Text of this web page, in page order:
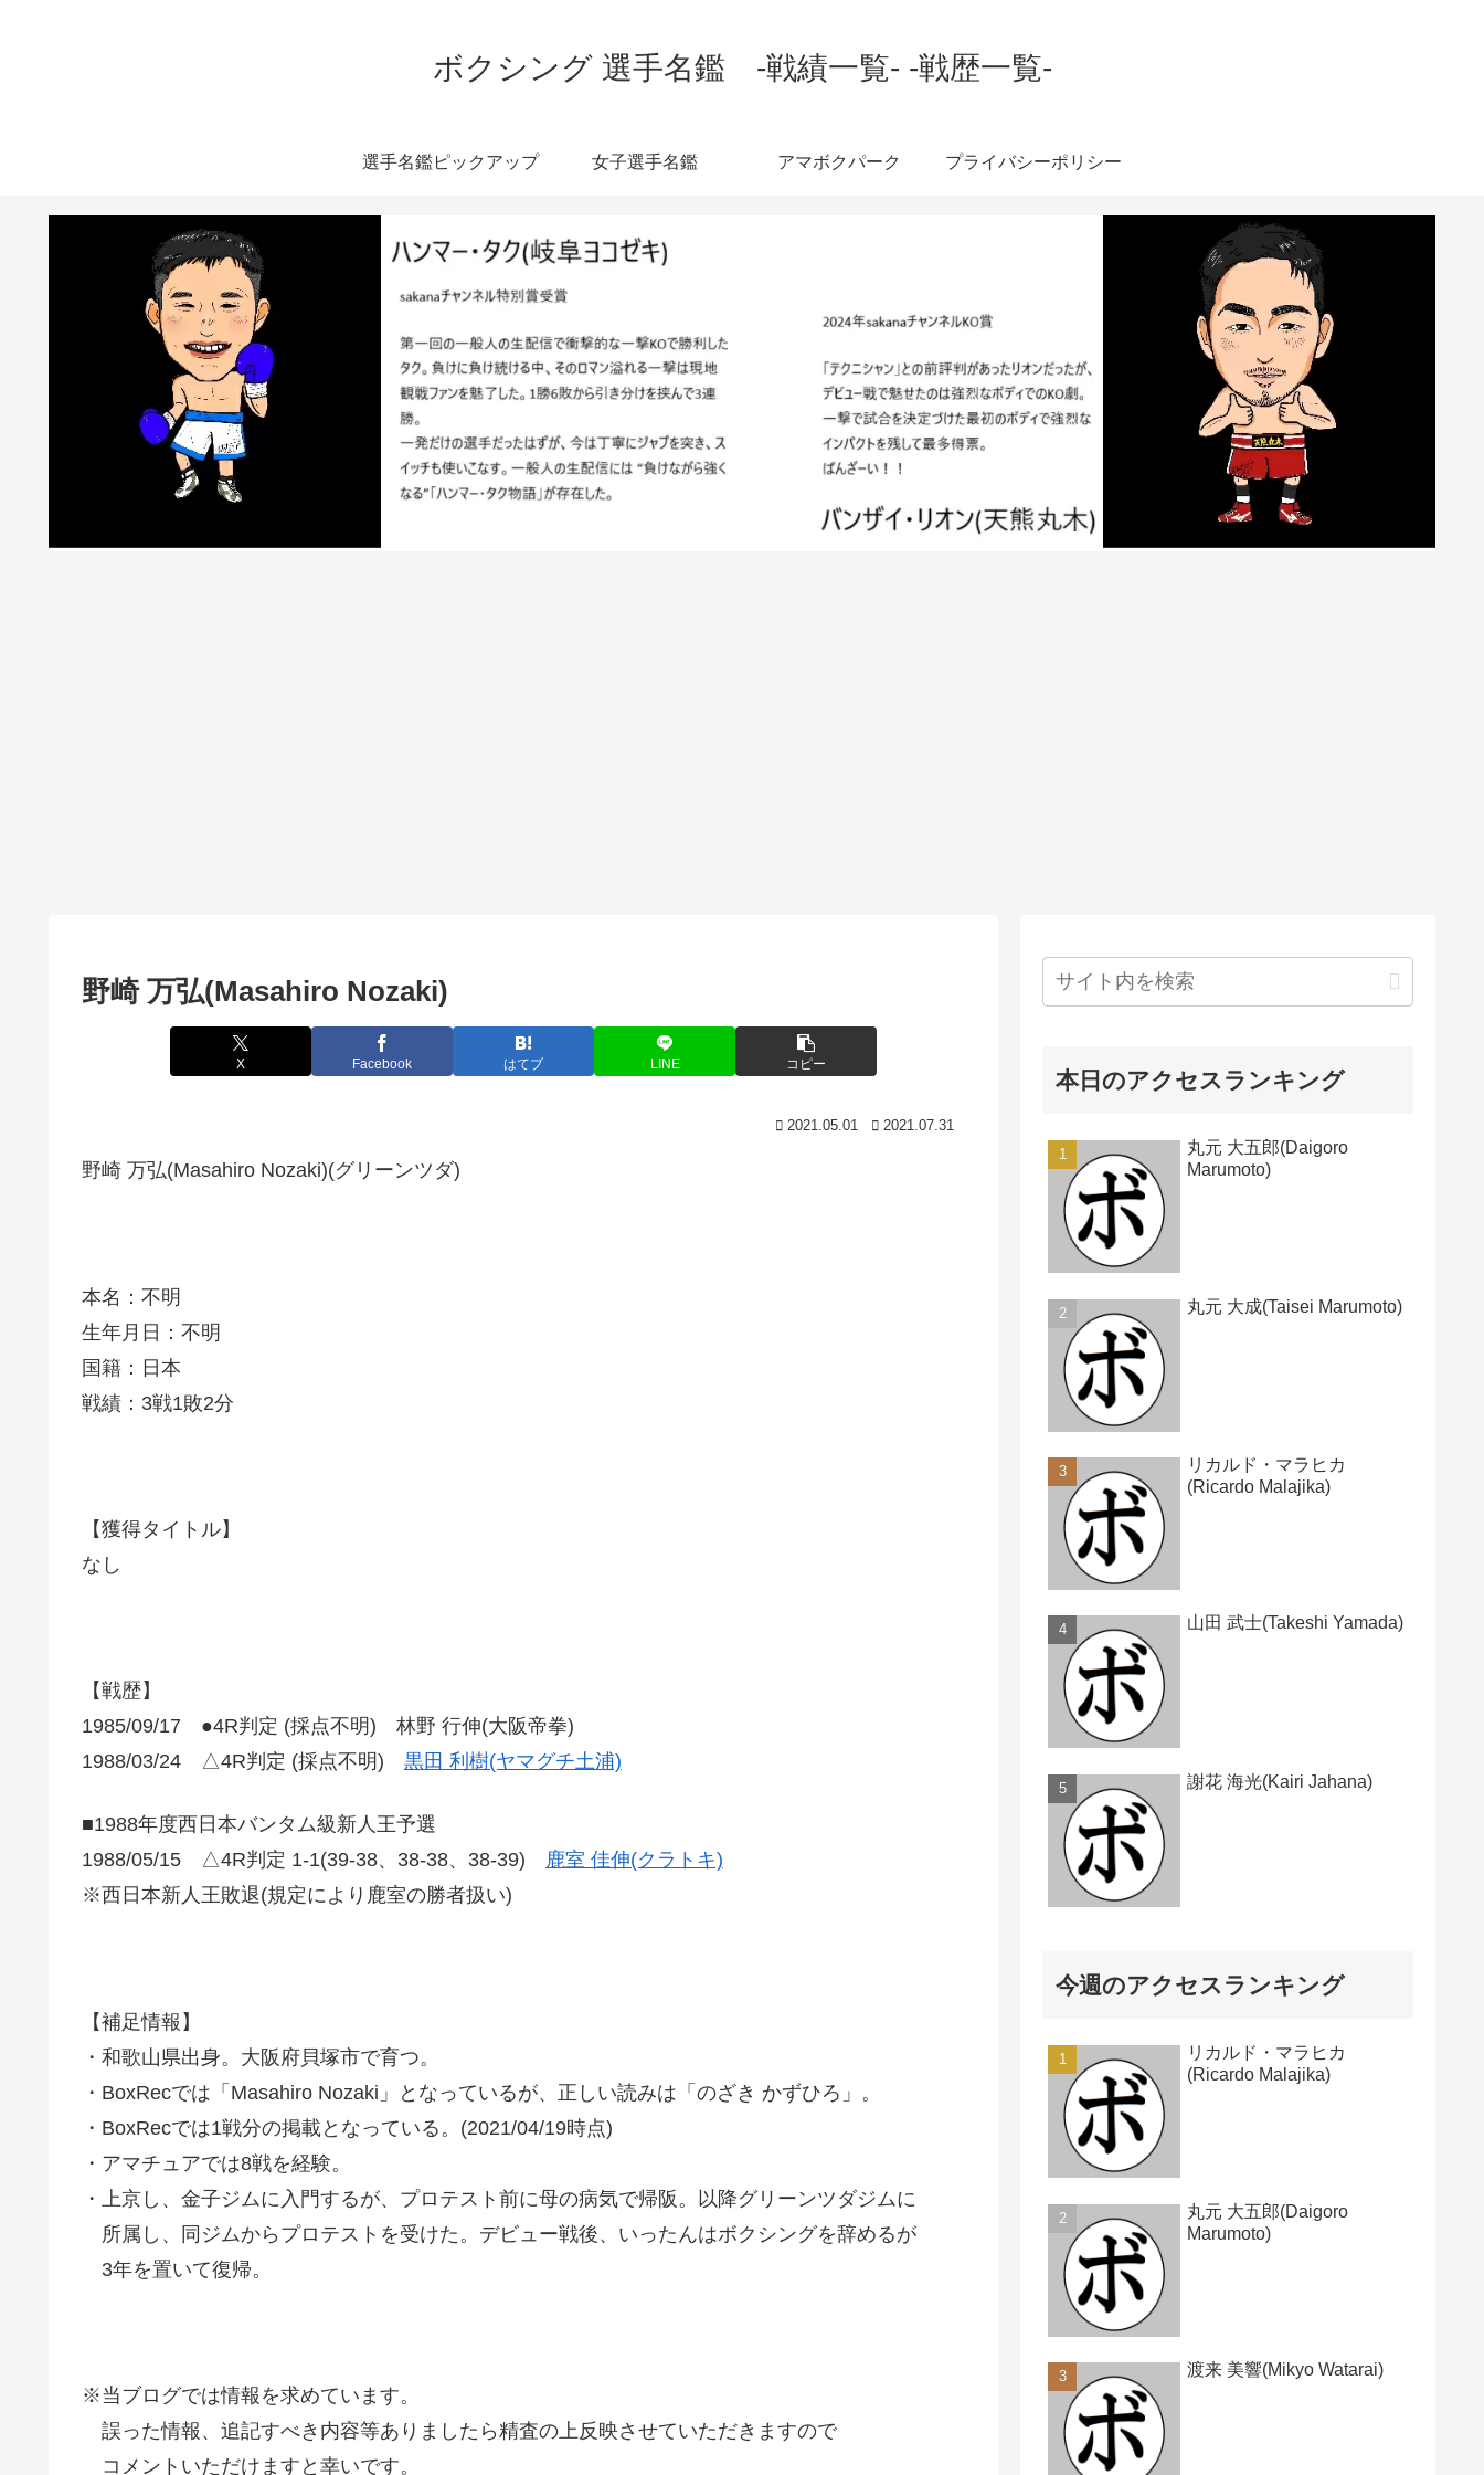
ボクシング 選手名鑑 -戦績一覧- -戦歴一覧-
選手名鑑ピックアップ 女子選手名鑑 アマボクパーク プライバシーポリシー
野崎 万弘(Masahiro Nozaki)
X Facebook はてブ LINE コピー
2021.05.01 2021.07.31
野崎 万弘(Masahiro Nozaki)(グリーンツダ)
本名：不明
生年月日：不明
国籍：日本
戦績：3戦1敗2分
【獲得タイトル】
なし
【戦歴】
1985/09/17 ●4R判定 (採点不明) 林野 行伸(大阪帝拳)
1988/03/24 △4R判定 (採点不明) 黒田 利樹(ヤマグチ土浦)
■1988年度西日本バンタム級新人王予選
1988/05/15 △4R判定 1-1(39-38、38-38、38-39) 鹿室 佳伸(クラトキ)
※西日本新人王敗退(規定により鹿室の勝者扱い)
【補足情報】
・和歌山県出身。大阪府貝塚市で育つ。
・BoxRecでは「Masahiro Nozaki」となっているが、正しい読みは「のざき かずひろ」。
・BoxRecでは1戦分の掲載となっている。(2021/04/19時点)
・アマチュアでは8戦を経験。
・上京し、金子ジムに入門するが、プロテスト前に母の病気で帰阪。以降グリーンツダジムに
所属し、同ジムからプロテストを受けた。デビュー戦後、いったんはボクシングを辞めるが
3年を置いて復帰。
※当ブログでは情報を求めています。
誤った情報、追記すべき内容等ありましたら精査の上反映させていただきますので
コメントいただけますと幸いです。
本日のアクセスランキング
丸元 大五郎(Daigoro
Marumoto)
丸元 大成(Taisei Marumoto)
リカルド・マラヒカ
(Ricardo Malajika)
山田 武士(Takeshi Yamada)
謝花 海光(Kairi Jahana)
今週のアクセスランキング
リカルド・マラヒカ
(Ricardo Malajika)
丸元 大五郎(Daigoro
Marumoto)
渡来 美響(Mikyo Watarai)